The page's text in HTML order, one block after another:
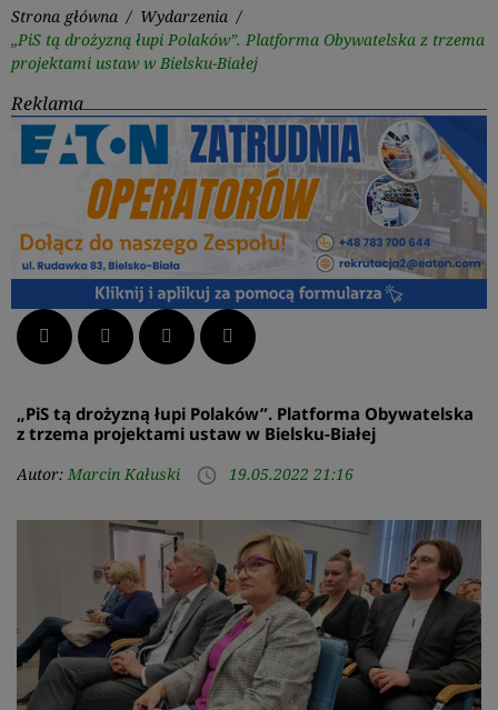
Strona główna / Wydarzenia /
„PiS tą drożyzną łupi Polaków”. Platforma Obywatelska z trzema
projektami ustaw w Bielsku-Białej
Reklama
Facebook Twitter LinkedIn Pinterest
„PiS tą drożyzną łupi Polaków”. Platforma Obywatelska
z trzema projektami ustaw w Bielsku-Białej
Autor: Marcin Kałuski access_time 19.05.2022 21:16